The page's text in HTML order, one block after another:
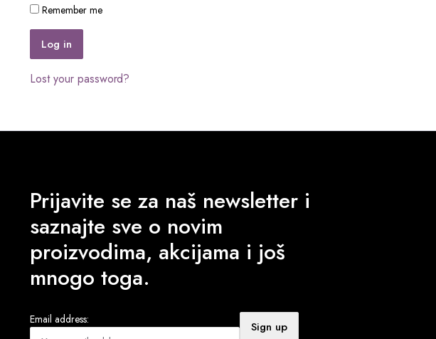
Remember me
Log in
Lost your password?
Prijavite se za naš newsletter i
saznajte sve o novim
proizvodima, akcijama i još
mnogo toga.
Email address: